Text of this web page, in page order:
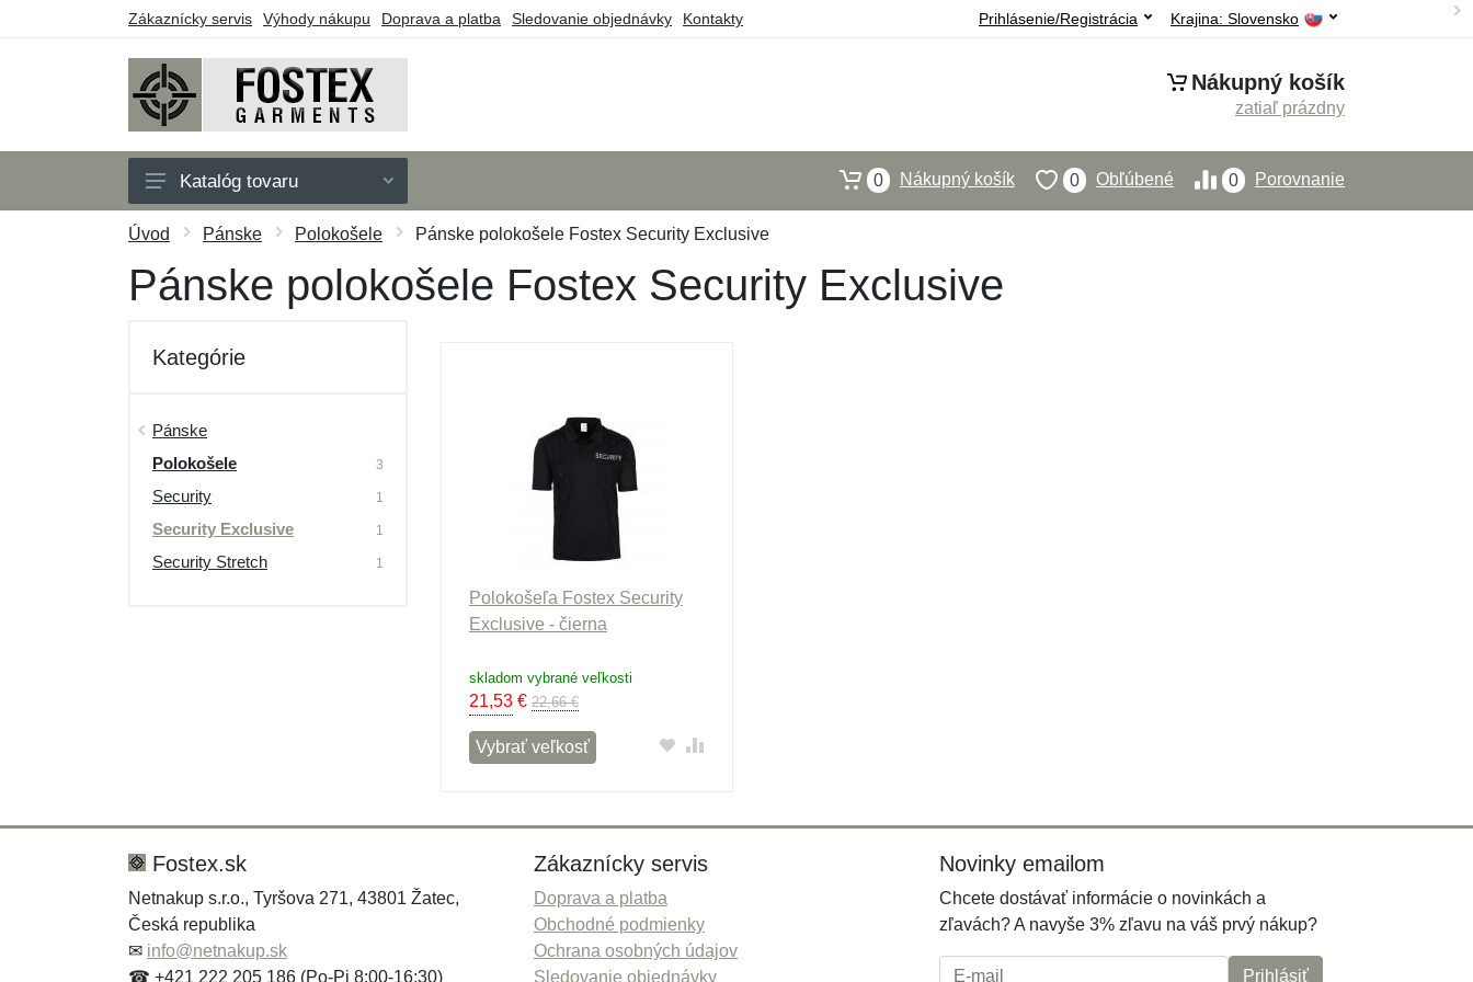
Zákaznícky servis Výhody nákupu Doprava a platba Sledovanie objednávky Kontakty Krajina: Slovensko
Prihlásenie/Registrácia
Nákupný košík
zatiaľ prázdny
Pánske
Detské
Outdoor
Taktické vybavenie
Darčekové poukazy
Výpredaj
Katalóg tovaru 0 Porovnanie
0 Obľúbené
0 Nákupný košík
Úvod Pánske Polokošele Pánske polokošele Fostex Security Exclusive
Pánske polokošele Fostex Security Exclusive
Kategórie
Pánske
Polokošele
3
Security 1
Security Exclusive 1
Security Stretch 1
Polokošeľa Fostex Security
Exclusive - čierna
skladom vybrané veľkosti
21,53 € 22,66 €
Vybrať veľkosť
Fostex.sk
Netnakup s.r.o., Tyršova 271, 43801 Žatec,
Česká republika
✉ info@netnakup.sk
☎ +421 222 205 186 (Po-Pi 8:00-16:30)
Zákaznícky servis
Doprava a platba
Obchodné podmienky
Ochrana osobných údajov
Sledovanie objednávky
Novinky emailom
Chcete dostávať informácie o novinkách a
zľavách? A navyše 3% zľavu na váš prvý nákup?
E-mail: Prihlásiť